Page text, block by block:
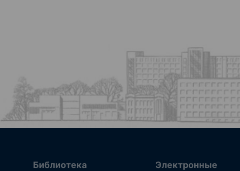
Библиотека
Электронные